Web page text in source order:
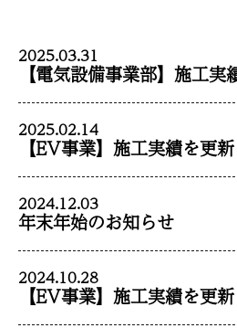
2025.03.31
【電気設備事業部】施工実
2025.02.14
【EV事業】施工実績を更新
2024.12.03
年末年始のお知らせ
2024.10.28
【EV事業】施工実績を更新